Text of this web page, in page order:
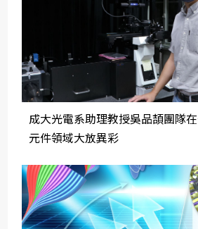
成大光電系助理教授吳品頡團隊
元件領域大放異彩